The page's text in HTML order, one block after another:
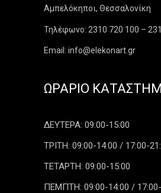
Αμπελόκηποι, Θεσσαλονίκη
Τηλέφωνο: 2310 720 100 –
Email: info@elekonart.gr
ΩΡΆΡΙΟ
ΔΕΥΤΕΡΑ: 09:00-15:00
ΤΡΙΤΗ: 09:00-14:00 / 17:00-
ΤΕΤΑΡΤΗ: 09:00-15:00
ΠΕΜΠΤΗ: 09:00-14:00 /